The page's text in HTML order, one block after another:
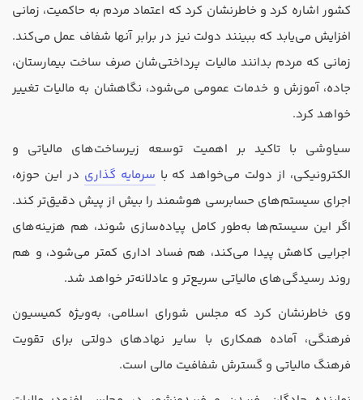
کشور اشاره کرد و خاطرنشان کرد که اعتماد مردم به حاکمیت، زمانی
افزایش می‌یابد که ببینند دولت نیز در برابر آنها شفاف عمل می‌کند.
زمانی که مردم بدانند مالیات پرداختی‌شان صرف ساخت بیمارستان،
جاده، آموزش و خدمات عمومی می‌شود، نگاهشان به مالیات تغییر
خواهد کرد.
سیاوشی با تاکید بر اهمیت توسعه زیرساخت‌های مالیاتی و
الکترونیکی، از دولت می‌خواهد که با سرمایه‌ گذاری در این حوزه،
اجرای سیستم‌های حسابرسی هوشمند را بیش از پیش دقیق‌تر کند.
اگر این سیستم‌ها به‌طور کامل پیاده‌سازی شوند، هم هزینه‌های
اجرایی کاهش پیدا می‌کند، هم فساد اداری کمتر می‌شود، و هم
روند رسیدگی‌های مالیاتی سریع‌تر و عادلانه‌تر خواهد شد.
وی خاطرنشان کرد که مجلس شورای اسلامی، به‌ویژه کمیسیون
فرهنگی، آماده همکاری با سایر نهادهای دولتی برای تقویت
فرهنگ مالیاتی و گسترش شفافیت مالی است.